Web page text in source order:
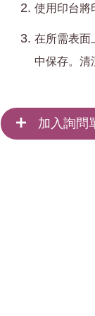
使用印台將
在所需表面
中保存。清
加入詢問